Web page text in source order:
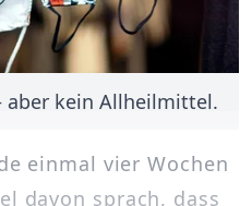
aber kein Allheilmittel.
einmal vier Wochen
davon sprach, dass